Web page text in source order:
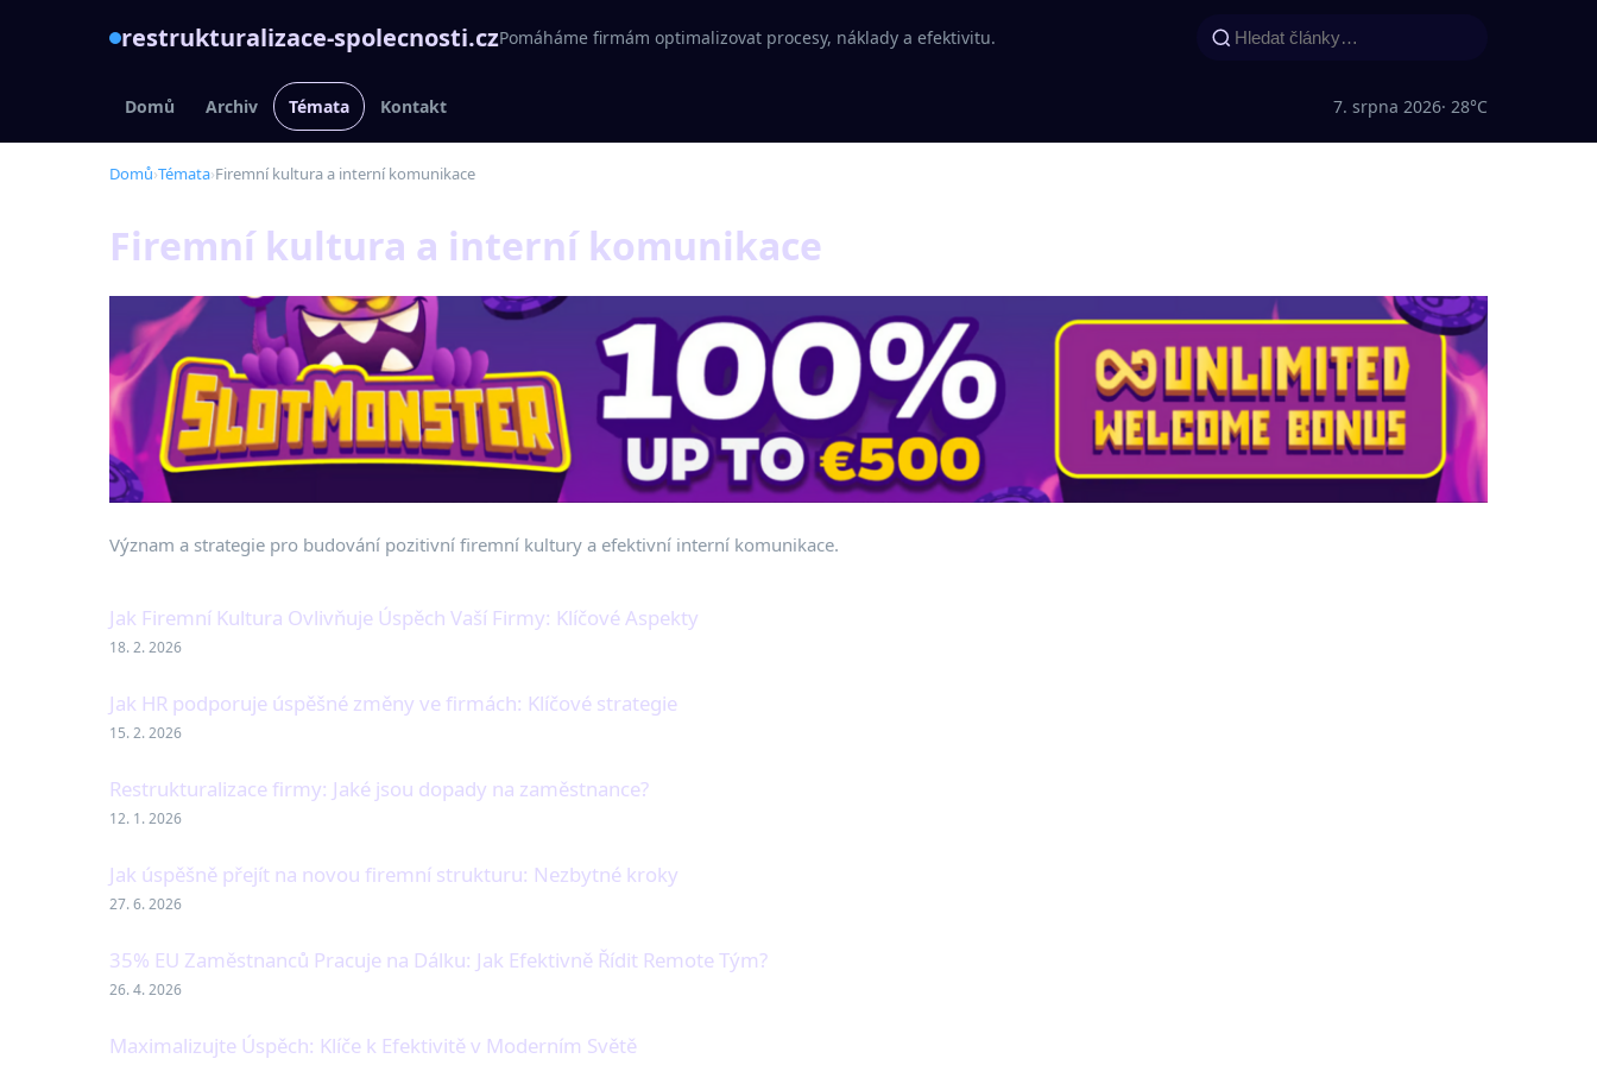
restrukturalizace-spolecnosti.czPomáháme firmám optimalizovat procesy, náklady a efektivitu.
Domů Archiv Témata Kontakt 7. srpna 2026· 28°C
Domů›Témata›Firemní kultura a interní komunikace
Firemní kultura a interní komunikace
Význam a strategie pro budování pozitivní firemní kultury a efektivní interní komunikace.
Jak Firemní Kultura Ovlivňuje Úspěch Vaší Firmy: Klíčové Aspekty
18. 2. 2026
Jak HR podporuje úspěšné změny ve firmách: Klíčové strategie
15. 2. 2026
Restrukturalizace firmy: Jaké jsou dopady na zaměstnance?
12. 1. 2026
Jak úspěšně přejít na novou firemní strukturu: Nezbytné kroky
27. 6. 2026
35% EU Zaměstnanců Pracuje na Dálku: Jak Efektivně Řídit Remote Tým?
26. 4. 2026
Maximalizujte Úspěch: Klíče k Efektivitě v Moderním Světě